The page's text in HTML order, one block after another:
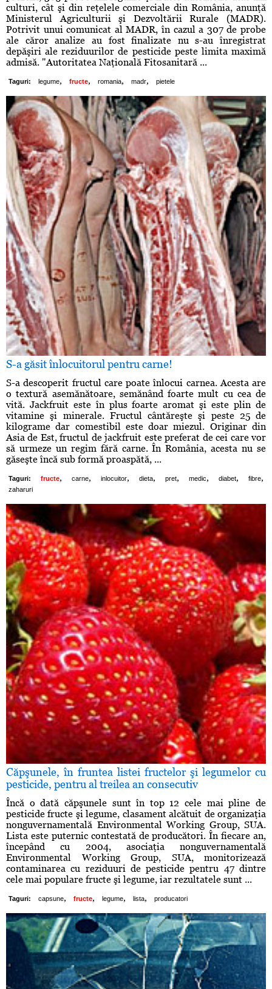
culturi, cât şi din reţelele comerciale din România, anunţă
Ministerul Agriculturii şi Dezvoltării Rurale (MADR).
Potrivit unui comunicat al MADR, în cazul a 307 de probe
ale căror analize au fost finalizate nu s-au înregistrat
depăşiri ale reziduurilor de pesticide peste limita maximă
admisă. "Autoritatea Naţională Fitosanitară ...
Taguri: legume, fructe, romania, madr, pietele
S-a găsit înlocuitorul pentru carne!
S-a descoperit fructul care poate înlocui carnea. Acesta are
o textură asemănătoare, semănând foarte mult cu cea de
vită. Jackfruit este în plus foarte aromat şi este plin de
vitamine şi minerale. Fructul cântăreşte şi peste 25 de
kilograme dar comestibil este doar miezul. Originar din
Asia de Est, fructul de jackfruit este preferat de cei care vor
să urmeze un regim fără carne. În România, acesta nu se
găseşte încă sub formă proaspătă, ...
Taguri: fructe, carne, inlocuitor, dieta, pret, medic, diabet, fibre,
zaharuri
Căpşunele, în fruntea listei fructelor şi legumelor cu
pesticide, pentru al treilea an consecutiv
Încă o dată căpşunele sunt în top 12 cele mai pline de
pesticide fructe şi legume, clasament alcătuit de organizaţia
nonguvernamentală Environmental Working Group, SUA.
Lista este puternic contestată de producători. În fiecare an,
începând cu 2004, asociaţia nonguvernamentală
Environmental Working Group, SUA, monitorizează
contaminarea cu reziduuri de pesticide pentru 47 dintre
cele mai populare fructe şi legume, iar rezultatele sunt ...
Taguri: capsune, fructe, legume, lista, producatori